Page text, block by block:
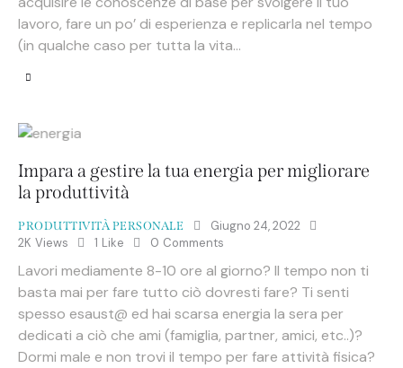
lavoro, fare un po’ di esperienza e replicarla nel tempo
(in qualche caso per tutta la vita…
Impara a gestire la tua energia per migliorare
la produttività
PRODUTTIVITÀ PERSONALE
Giugno 24, 2022
2K Views 1 Like 0 Comments
Lavori mediamente 8-10 ore al giorno? Il tempo non ti
basta mai per fare tutto ciò dovresti fare? Ti senti
spesso esaust@ ed hai scarsa energia la sera per
dedicati a ciò che ami (famiglia, partner, amici, etc..)?
Dormi male e non trovi il tempo per fare attività fisica?